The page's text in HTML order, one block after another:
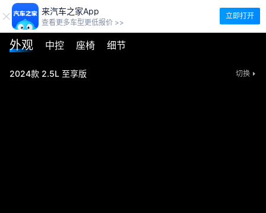
来汽车之家App
查看更多车型更低报价 >>
立即打开
外观 中控 座椅 细节
2024款 2.5L 至享版 切换